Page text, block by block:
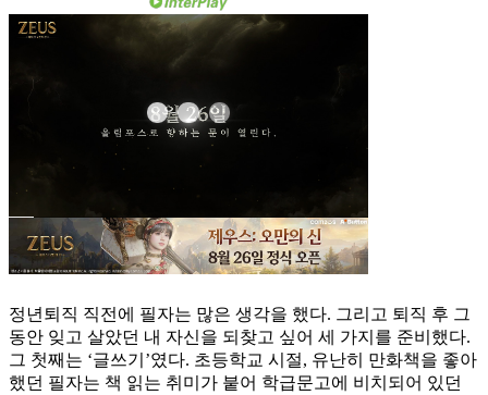
정년퇴직 직전에 필자는 많은 생각을 했다. 그리고 퇴직 후 그
동안 잊고 살았던 내 자신을 되찾고 싶어 세 가지를 준비했다.
그 첫째는 ‘글쓰기’였다. 초등학교 시절, 유난히 만화책을 좋아
했던 필자는 책 읽는 취미가 붙어 학급문고에 비치되어 있던